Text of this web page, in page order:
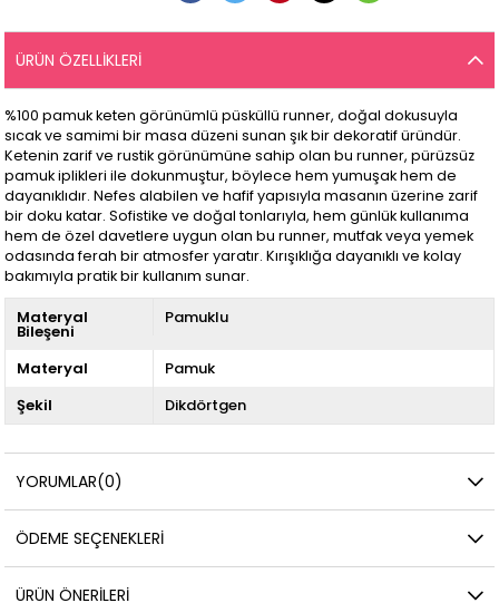
ÜRÜN ÖZELLIKLERI
%100 pamuk keten görünümlü püsküllü runner, doğal dokusuyla
sıcak ve samimi bir masa düzeni sunan şık bir dekoratif üründür.
Ketenin zarif ve rustik görünümüne sahip olan bu runner, pürüzsüz
pamuk iplikleri ile dokunmuştur, böylece hem yumuşak hem de
dayanıklıdır. Nefes alabilen ve hafif yapısıyla masanın üzerine zarif
bir doku katar. Sofistike ve doğal tonlarıyla, hem günlük kullanıma
hem de özel davetlere uygun olan bu runner, mutfak veya yemek
odasında ferah bir atmosfer yaratır. Kırışıklığa dayanıklı ve kolay
bakımıyla pratik bir kullanım sunar.
Materyal
Bileşeni
Pamuklu
Materyal
Pamuk
Şekil
Dikdörtgen
YORUMLAR(0)
ÖDEME SEÇENEKLERI
ÜRÜN ÖNERILERI